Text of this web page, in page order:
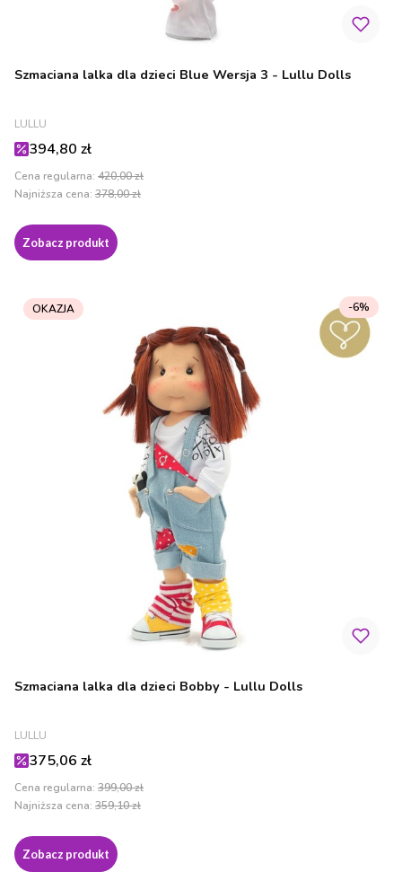
Szmaciana lalka dla dzieci Blue Wersja 3 - Lullu Dolls
PRODUCENT
LULLU
Cena promocyjna
394,80 zł
Cena regularna: 420,00 zł
Najniższa cena: 378,00 zł
Zobacz produkt
OKAZJA
Szmaciana lalka dla dzieci Bobby - Lullu Dolls
PRODUCENT
LULLU
Cena promocyjna
375,06 zł
Cena regularna: 399,00 zł
-6%
Najniższa cena: 359,10 zł
Zobacz produkt